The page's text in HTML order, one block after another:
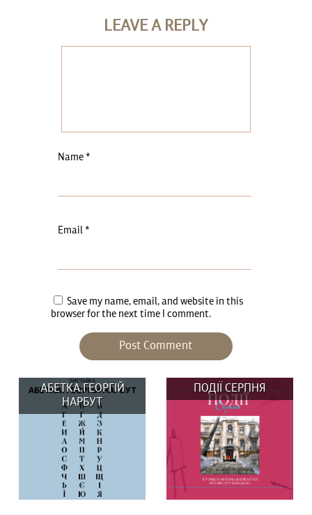
LEAVE A REPLY
Name *
Email *
Save my name, email, and website in this
browser for the next time I comment.
АБЕТКА.ГЕОРГІЙ
НАРБУТ
ПОДІЇ СЕРПНЯ